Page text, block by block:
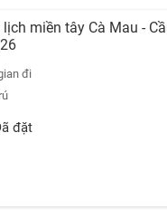
miền tây Cà Mau -
đi
đặt